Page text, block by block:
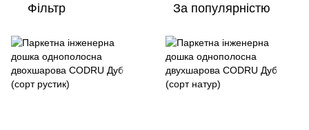
Фільтр За популярністю